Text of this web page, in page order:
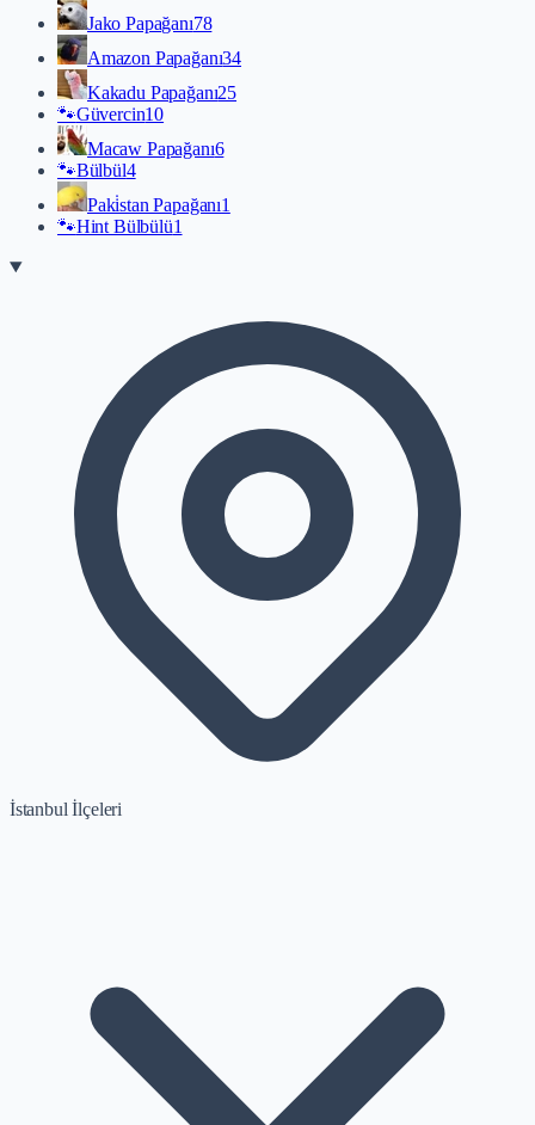
Jako Papağanı78
Amazon Papağanı34
Kakadu Papağanı25
🐾Güvercin10
Macaw Papağanı6
🐾Bülbül4
Paki̇stan Papağanı1
🐾Hint Bülbülü1
İstanbul İlçeleri